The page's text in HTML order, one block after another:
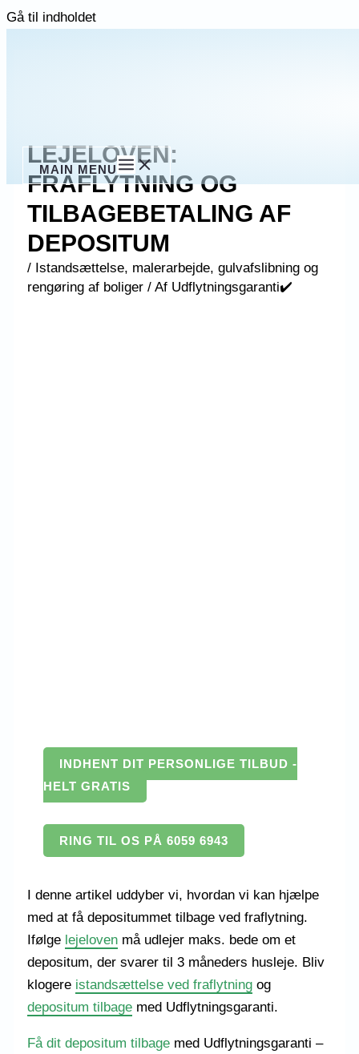
Gå til indholdet
MAIN MENU
LEJELOVEN:
FRAFLYTNING OG
TILBAGEBETALING AF
DEPOSITUM
/ Istandsættelse, malerarbejde, gulvafslibning og
rengøring af boliger / Af Udflytningsgaranti✔️
INDHENT DIT PERSONLIGE TILBUD -
HELT GRATIS
RING TIL OS PÅ 6059 6943
I denne artikel uddyber vi, hvordan vi kan hjælpe
med at få depositummet tilbage ved fraflytning.
Ifølge lejeloven må udlejer maks. bede om et
depositum, der svarer til 3 måneders husleje. Bliv
klogere istandsættelse ved fraflytning og
depositum tilbage med Udflytningsgaranti.
Få dit depositum tilbage med Udflytningsgaranti –